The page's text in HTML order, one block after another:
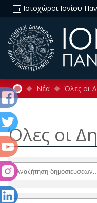
Ιστοχώροι Ιονίου
Νέα Όλες οι
Όλες οι